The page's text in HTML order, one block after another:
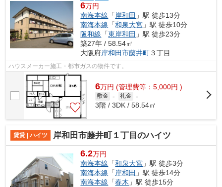
6万円
南海本線 「岸和田 」駅 徒歩13分
南海本線 「和泉大宮 」駅 徒歩10分
阪和線 「東岸和田 」駅 徒歩23分
築27年 / 58.54㎡
大阪府岸和田市藤井町３丁目
ハウスメーカー施工・都市ガスの物件です。
6万円 (管理費等：5,000円 )
敷金 - 礼金 -
3階 / 3DK / 58.54㎡
賃貸 | ハイツ 岸和田市藤井町１丁目のハイツ
6.2万円
南海本線 「和泉大宮 」駅 徒歩3分
南海本線 「 岸和田 」駅 徒歩14分
南海本線 「春木 」駅 徒歩15分